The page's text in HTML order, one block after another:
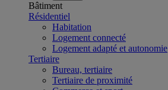
Bâtiment
Résidentiel
Habitation
Logement connecté
Logement adapté et autonomie
Tertiaire
Bureau, tertiaire
Tertiaire de proximité